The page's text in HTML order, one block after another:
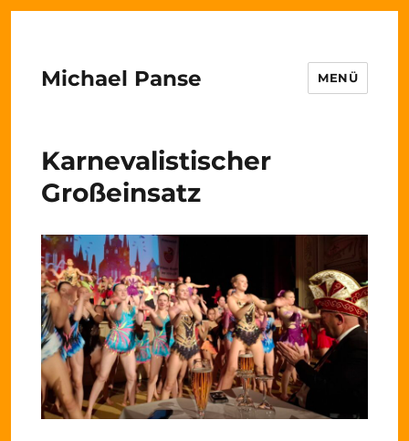
Michael Panse MENÜ
Karnevalistischer
Großeinsatz